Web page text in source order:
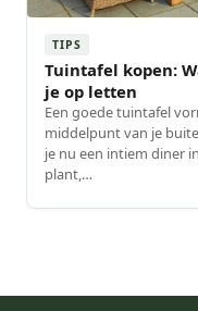
TIPS
Tuintafel kopen:
je op letten
Een goede tuintafel
middelpunt van je
je nu een intiem diner
plant,…